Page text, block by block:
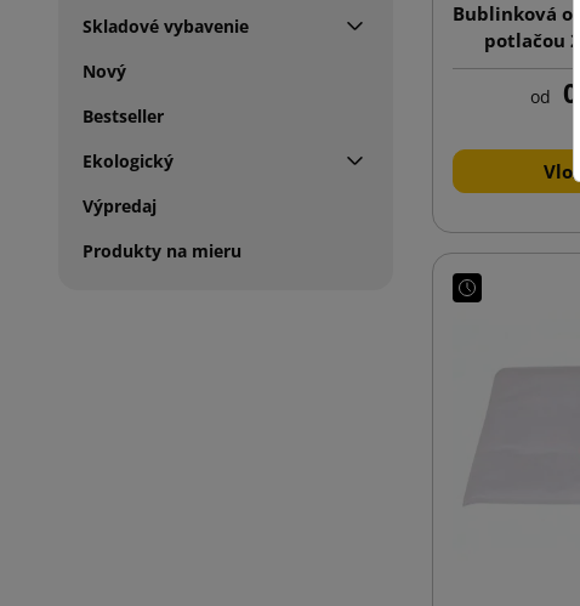
Skladové vybavenie
Nový
Bestseller
Ekologický
Výpredaj
Produkty na mieru
Bublinková
potlačou
od